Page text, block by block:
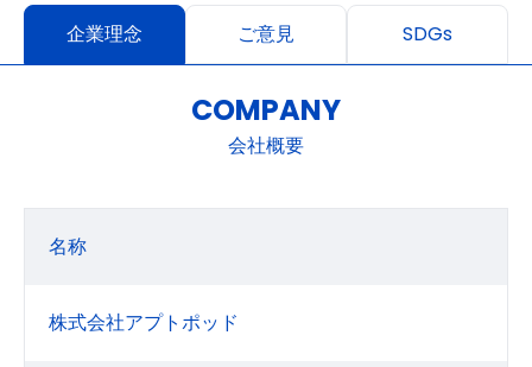
企業理念 ご意見 SDGs
COMPANY
会社概要
名称
株式会社アプトポッド